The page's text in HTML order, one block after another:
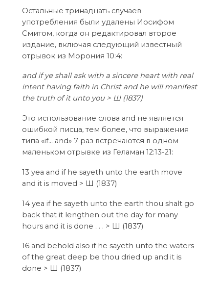
Остальные тринадцать случаев
употребления были удалены Иосифом
Смитом, когда он редактировал второе
издание, включая следующий известный
отрывок из Морония 10:4:
and if ye shall ask with a sincere heart with real
intent having faith in Christ and he will manifest
the truth of it unto you > Ш (1837)
Это использование слова and не является
ошибкой писца, тем более, что выражения
типа «if… and» 7 раз встречаются в одном
маленьком отрывке из Геламан 12:13-21:
13 yea and if he sayeth unto the earth move
and it is moved > Ш (1837)
14 yea if he sayeth unto the earth thou shalt go
back that it lengthen out the day for many
hours and it is done . . . > Ш (1837)
16 and behold also if he sayeth unto the waters
of the great deep be thou dried up and it is
done > Ш (1837)